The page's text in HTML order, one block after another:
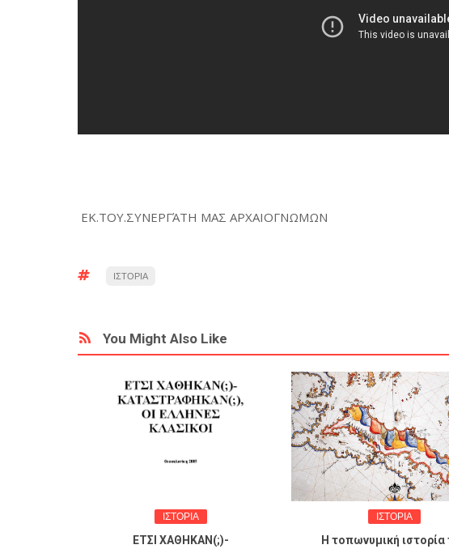
ΕΚ.ΤΟΥ.ΣΥΝΕΡΓΆΤΗ ΜΑΣ ΑΡΧΑΙΟΓΝΩΜΩΝ
ΙΣΤΟΡΙΑ
You Might Also Like
ΙΣΤΟΡΙΑ
ΕΤΣΙ ΧΑΘΗΚΑΝ(;)-
ΙΣΤΟΡΙΑ
Η τοπωνυμική ιστορία